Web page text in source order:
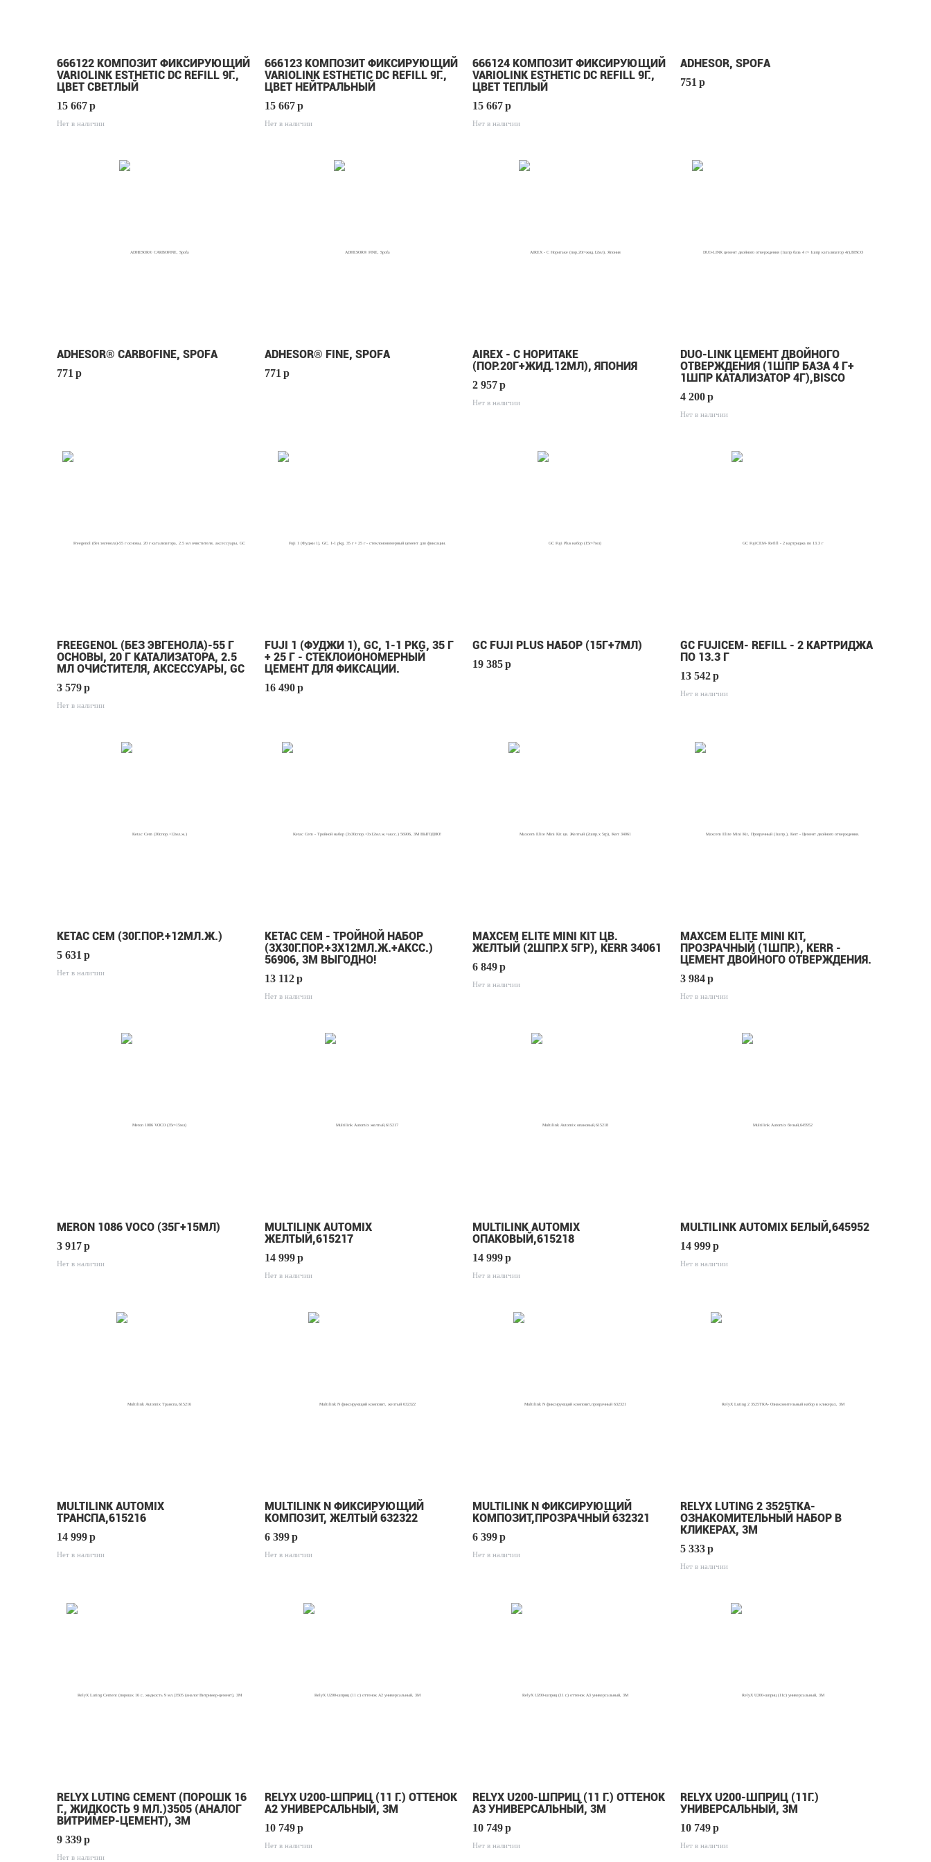
666122 КОМПОЗИТ ФИКСИРУЮЩИЙ
VARIOLINK ESTHETIC DC REFILL 9Г.,
ЦВЕТ СВЕТЛЫЙ
15 667p
Нет в наличии
666123 КОМПОЗИТ ФИКСИРУЮЩИЙ
VARIOLINK ESTHETIC DC REFILL 9Г.,
ЦВЕТ НЕЙТРАЛЬНЫЙ
15 667p
Нет в наличии
666124 КОМПОЗИТ ФИКСИРУЮЩИЙ
VARIOLINK ESTHETIC DC REFILL 9Г.,
ЦВЕТ ТЕПЛЫЙ
15 667p
Нет в наличии
ADHESOR, SPOFA
751 p
ADHESOR® CARBOFINE, SPOFA
771 p
ADHESOR® FINE, SPOFA
771 p
AIREX - С НОРИТАКЕ
(ПОР.20Г+ЖИД.12МЛ), ЯПОНИЯ
2 957p
Нет в наличии
DUO-LINK ЦЕМЕНТ ДВОЙНОГО
ОТВЕРЖДЕНИЯ (1ШПР БАЗА 4 Г+
1ШПР КАТАЛИЗАТОР 4Г),BISCO
4 200p
Нет в наличии
FREEGENOL (БЕЗ ЭВГЕНОЛА)-55 Г
ОСНОВЫ, 20 Г КАТАЛИЗАТОРА, 2.5
МЛ ОЧИСТИТЕЛЯ, АКСЕССУАРЫ, GC
3 579p
Нет в наличии
FUJI 1 (ФУДЖИ 1), GC, 1-1 PKG, 35 Г
+ 25 Г - СТЕКЛОИОНОМЕРНЫЙ
ЦЕМЕНТ ДЛЯ ФИКСАЦИИ.
16 490p
GC FUJI PLUS НАБОР (15Г+7МЛ)
19 385p
GC FUJICEM- REFILL - 2 КАРТРИДЖА
ПО 13.3 Г
13 542p
Нет в наличии
KETAC CEM (30Г.ПОР.+12МЛ.Ж.)
5 631 p
Нет в наличии
KETAC CEM - ТРОЙНОЙ НАБОР
(3Х30Г.ПОР.+3Х12МЛ.Ж.+АКСС.)
56906, 3М ВЫГОДНО!
13 112p
Нет в наличии
MAXCEM ELITE MINI KIT ЦВ.
ЖЕЛТЫЙ (2ШПР.Х 5ГР), KERR 34061
6 849p
Нет в наличии
MAXCEM ELITE MINI KIT,
ПРОЗРАЧНЫЙ (1ШПР.), KERR -
ЦЕМЕНТ ДВОЙНОГО ОТВЕРЖДЕНИЯ.
3 984p
Нет в наличии
MERON 1086 VOCO (35Г+15МЛ)
3 917p
Нет в наличии
MULTILINK AUTOMIX
ЖЕЛТЫЙ,615217
14 999p
Нет в наличии
MULTILINK AUTOMIX
ОПАКОВЫЙ,615218
14 999p
Нет в наличии
MULTILINK AUTOMIX БЕЛЫЙ,645952
14 999p
Нет в наличии
MULTILINK AUTOMIX
ТРАНСПА,615216
14 999p
Нет в наличии
MULTILINK N ФИКСИРУЮЩИЙ
КОМПОЗИТ, ЖЕЛТЫЙ 632322
6 399p
Нет в наличии
MULTILINK N ФИКСИРУЮЩИЙ
КОМПОЗИТ,ПРОЗРАЧНЫЙ 632321
6 399p
Нет в наличии
RELYX LUTING 2 3525ТКА-
ОЗНАКОМИТЕЛЬНЫЙ НАБОР В
КЛИКЕРАХ, 3М
5 333p
Нет в наличии
RELYX LUTING CEMENT (ПОРОШК 16
Г., ЖИДКОСТЬ 9 МЛ.)3505 (АНАЛОГ
ВИТРИМЕР-ЦЕМЕНТ), 3М
9 339p
Нет в наличии
RELYX U200-ШПРИЦ (11 Г.) ОТТЕНОК
А2 УНИВЕРСАЛЬНЫЙ, 3М
10 749p
Нет в наличии
RELYX U200-ШПРИЦ (11 Г.) ОТТЕНОК
А3 УНИВЕРСАЛЬНЫЙ, 3М
10 749p
Нет в наличии
RELYX U200-ШПРИЦ (11Г.)
УНИВЕРСАЛЬНЫЙ, 3М
10 749p
Нет в наличии